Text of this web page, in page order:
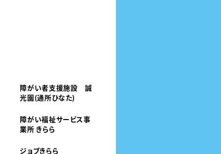
障がい者支援施設 誠
光園(通所ひなた)
障がい福祉サービス事
業所 きらら
ジョブきらら